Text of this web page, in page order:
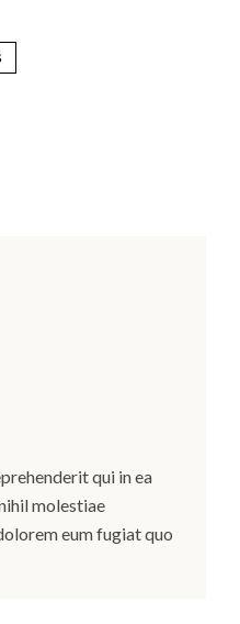
qui in ea
molestiae
eum fugiat quo